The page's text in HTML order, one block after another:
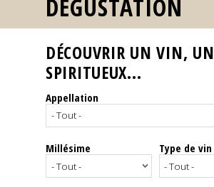
Reportages
Nos
Spiritueux
Notes
DÉGUSTATION
DÉCOUVRIR UN VIN, UN
SPIRITUEUX...
Appellation
Millésime Type de vin